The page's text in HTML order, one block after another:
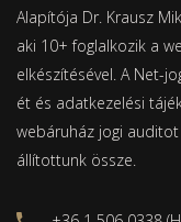
Alapítója Dr. Krausz
aki 10+ foglalkozik a
elkészítésével. A Net-
ét és adatkezelési
webáruház jogi
állítottunk össze.